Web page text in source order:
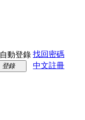
自動登錄 找回密碼
登錄
中文註冊